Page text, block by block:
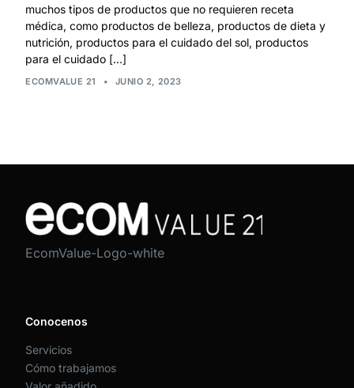
muchos tipos de productos que no requieren receta
médica, como productos de belleza, productos de dieta y
nutrición, productos para el cuidado del sol, productos
para el cuidado […]
ECOMVALUE 21 • JUNIO 2, 2023
EcomValue-Logo-white
Conocenos
Servicios
Cómo trabajamos